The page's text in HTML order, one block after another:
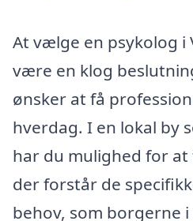
At vælge en psykolog i
være en klog
ønsker at få
hverdag. I en lokal by
har du mulighed for
der forstår de
behov, som borgerne